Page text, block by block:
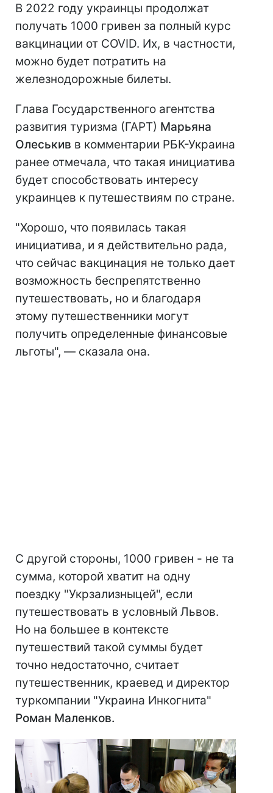
В 2022 году украинцы продолжат
получать 1000 гривен за полный курс
вакцинации от COVID. Их, в частности,
можно будет потратить на
железнодорожные билеты.
Глава Государственного агентства
развития туризма (ГАРТ) Марьяна
Олеськив в комментарии РБК-Украина
ранее отмечала, что такая инициатива
будет способствовать интересу
украинцев к путешествиям по стране.
"Хорошо, что появилась такая
инициатива, и я действительно рада,
что сейчас вакцинация не только дает
возможность беспрепятственно
путешествовать, но и благодаря
этому путешественники могут
получить определенные финансовые
льготы", — сказала она.
С другой стороны, 1000 гривен - не та
сумма, которой хватит на одну
поездку "Укрзализныцей", если
путешествовать в условный Львов.
Но на большее в контексте
путешествий такой суммы будет
точно недостаточно, считает
путешественник, краевед и директор
туркомпании "Украина Инкогнита"
Роман Маленков.